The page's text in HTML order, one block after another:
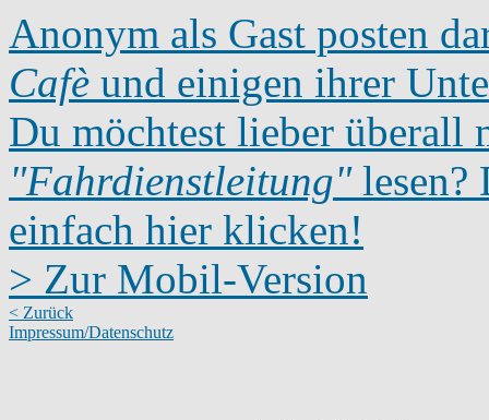
Anonym als Gast posten
Cafè und einigen ihrer
Du möchtest lieber überall
"Fahrdienstleitung"lesen?
einfach hier klicken!
> Zur Mobil-Version
< Zurück
Impressum/Datenschutz